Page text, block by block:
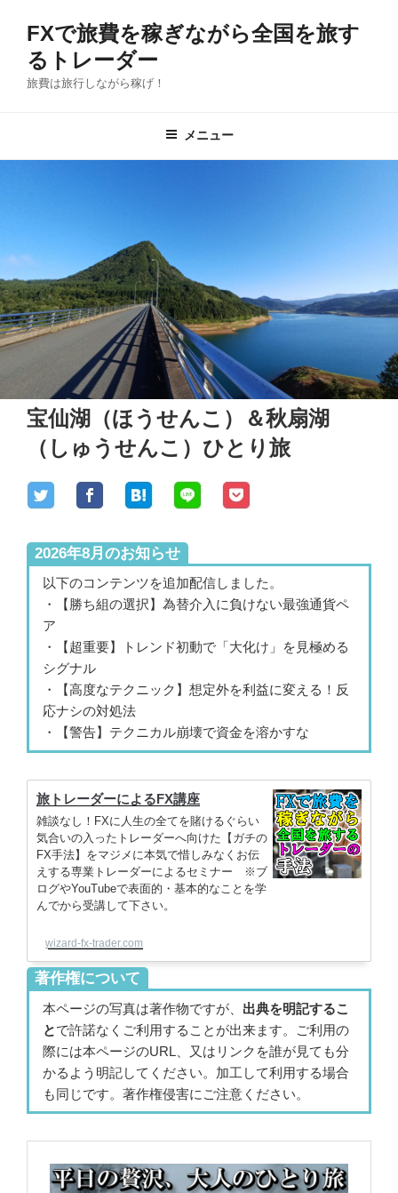
キ
FXで旅費を稼ぎながら全国を旅す
るトレーダー
旅費は旅行しながら稼げ！
メニュー
宝仙湖（ほうせんこ）＆秋扇湖
（しゅうせんこ）ひとり旅
2026年8月のお知らせ
以下のコンテンツを追加配信しました。
・【勝ち組の選択】為替介入に負けない最強通貨ペ
ア
・【超重要】トレンド初動で「大化け」を見極める
シグナル
・【高度なテクニック】想定外を利益に変える！反
応ナシの対処法
・【警告】テクニカル崩壊で資金を溶かすな
旅トレーダーによるFX講座
雑談なし！FXに人生の全てを賭けるぐらい
気合いの入ったトレーダーへ向けた【ガチの
FX手法】をマジメに本気で惜しみなくお伝
えする専業トレーダーによるセミナー ※ブ
ログやYouTubeで表面的・基本的なことを学
んでから受講して下さい。
wizard-fx-trader.com
著作権について
本ページの写真は著作物ですが、 出典を明記するこ
とで許諾なくご利用することが出来ます。ご利用の
際には本ページのURL、又はリンクを誰が見ても分
かるよう明記してください。加工して利用する場合
も同じです。著作権侵害にご注意ください。